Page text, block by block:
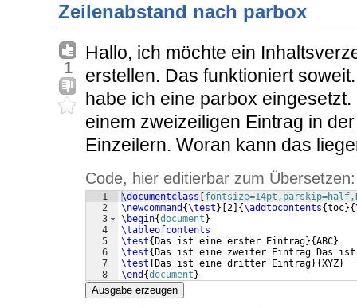
Zeilenabstand nach parbox
1
Hallo, ich möchte ein
erstellen. Das funktioniert
habe ich eine parbox
einem zweizeiligen Eintrag in
Einzeilern. Woran kann das
Code, hier editierbar zum Übersetzen:
1
2
3
4
5
6
7
8
\documentclass
\newcommand {\test } 2 {\addtocontents{toc}{
\begin{document }
\tableofcontents
\test{ Das ist eine erster Eintrag}{ABC}
\test{ Das ist eine zweiter Eintrag Das
\test{ Das ist eine dritter Eintrag}{XYZ}
\end {document }
Ausgabe erzeugen